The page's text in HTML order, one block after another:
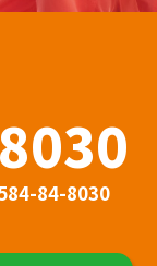
84-8030